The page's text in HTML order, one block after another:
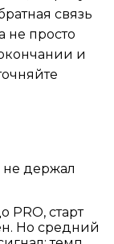
связь
не просто
и
не держал
PRO, старт
Но средний